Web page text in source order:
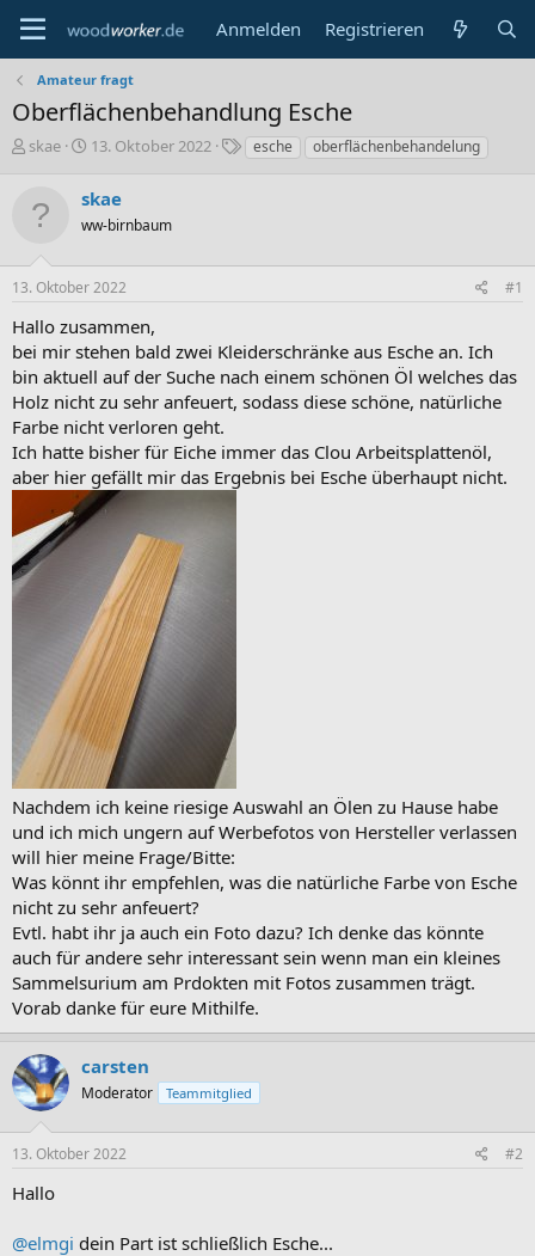
Anmelden Registrieren
Amateur fragt
Oberflächenbehandlung Esche
E
t
l
e
skae
E
s
t
e
l
t
m
13. Oktober 2022
S
w
e
esche oberflächenbehandelung
skae
ww-birnbaum
13. Oktober 2022 #1
Hallo zusammen,
bei mir stehen bald zwei Kleiderschränke aus Esche an. Ich
bin aktuell auf der Suche nach einem schönen Öl welches das
Holz nicht zu sehr anfeuert, sodass diese schöne, natürliche
Farbe nicht verloren geht.
Ich hatte bisher für Eiche immer das Clou Arbeitsplattenöl,
aber hier gefällt mir das Ergebnis bei Esche überhaupt nicht.
Nachdem ich keine riesige Auswahl an Ölen zu Hause habe
und ich mich ungern auf Werbefotos von Hersteller verlassen
will hier meine Frage/Bitte:
Was könnt ihr empfehlen, was die natürliche Farbe von Esche
nicht zu sehr anfeuert?
Evtl. habt ihr ja auch ein Foto dazu? Ich denke das könnte
auch für andere sehr interessant sein wenn man ein kleines
Sammelsurium am Prdokten mit Fotos zusammen trägt.
Vorab danke für eure Mithilfe.
carsten
Moderator Teammitglied
13. Oktober 2022 #2
Hallo
@elmgi dein Part ist schließlich Esche...